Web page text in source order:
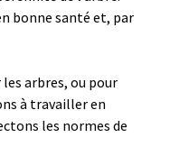
bonne santé et, par
arbres, ou pour
à travailler en
les normes de